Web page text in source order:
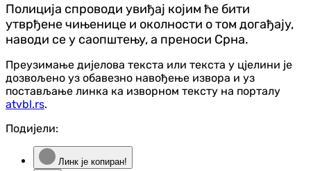
Полиција спроводи увиђај којим ће бити
утврђене чињенице и околности о том догађају,
наводи се у саопштењу, а преноси Срна.
Преузимање дијелова текста или текста у цјелини је
дозвољено уз обавезно навођење извора и уз
постављање линка ка изворном тексту на порталу
atvbl.rs.
Подијели:
Линк је копиран!